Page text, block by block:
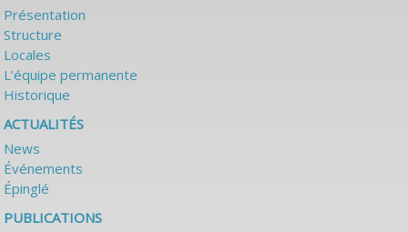
Présentation
Structure
Locales
L’équipe permanente
Historique
ACTUALITÉS
News
Événements
Épinglé
PUBLICATIONS